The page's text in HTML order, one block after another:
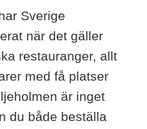
Sverige
när det gäller
restauranger, allt
med få platser
är inget
du både beställa